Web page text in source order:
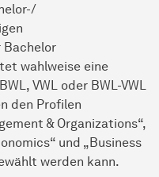
Bachelor
wahlweise eine
VWL oder BWL-VWL
den Profilen
& Organizations“,
und „Business
werden kann.